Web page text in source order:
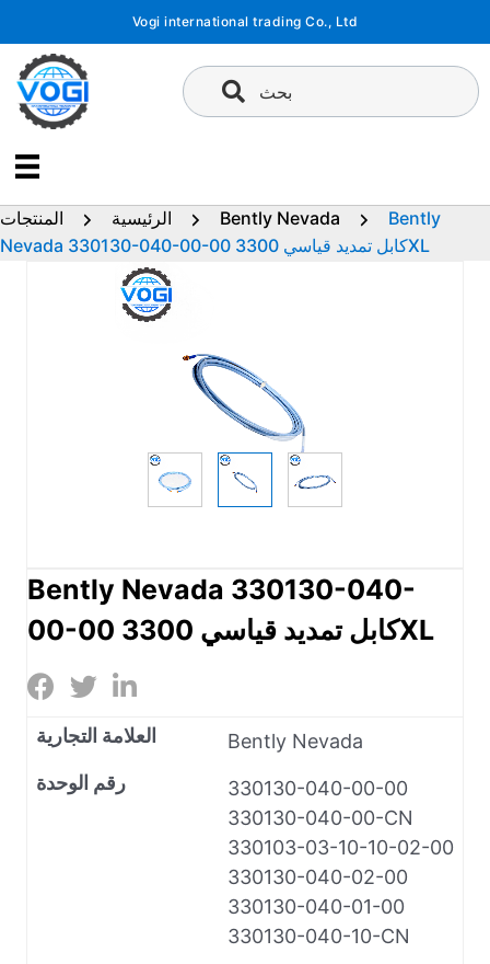
المحتوى
Vogi international trading Co., Ltd
بحث
الرئيسية المنتجات Bently Nevada
Bently
Nevada 330130-040-00-00 كابل تمديد قياسي 3300XL
Bently Nevada 330130-040-
00-00 كابل تمديد قياسي 3300XL
العلامة التجارية
Bently Nevada
رقم الوحدة
330130-040-00-00
330130-040-00-CN
330103-03-10-10-02-00
330130-040-02-00
330130-040-01-00
330130-040-10-CN